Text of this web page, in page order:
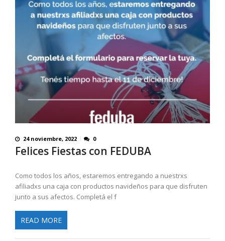
24 noviembre, 2022 0
Felices Fiestas con FEDUBA
Como todos los años, estaremos entregando a nuestrxs
afiliadxs una caja con productos navideños para que disfruten
junto a sus afectos. Completá el f
READ MORE